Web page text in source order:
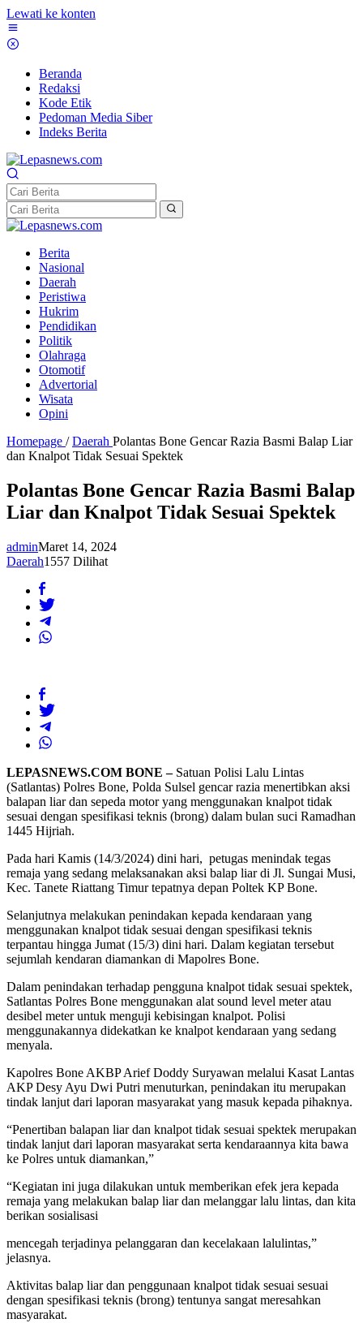
Lewati ke konten
Beranda
Redaksi
Kode Etik
Pedoman Media Siber
Indeks Berita
Berita
Nasional
Daerah
Peristiwa
Hukrim
Pendidikan
Politik
Olahraga
Otomotif
Advertorial
Wisata
Opini
Homepage / Daerah Polantas Bone Gencar Razia Basmi Balap Liar
dan Knalpot Tidak Sesuai Spektek
Polantas Bone Gencar Razia Basmi Balap
Liar dan Knalpot Tidak Sesuai Spektek
adminMaret 14, 2024
Daerah1557 Dilihat
LEPASNEWS.COM BONE –Satuan Polisi Lalu Lintas
(Satlantas) Polres Bone, Polda Sulsel gencar razia menertibkan aksi
balapan liar dan sepeda motor yang menggunakan knalpot tidak
sesuai dengan spesifikasi teknis (brong) dalam bulan suci Ramadhan
1445 Hijriah.
Pada hari Kamis (14/3/2024) dini hari, petugas menindak tegas
remaja yang sedang melaksanakan aksi balap liar di Jl. Sungai Musi,
Kec. Tanete Riattang Timur tepatnya depan Poltek KP Bone.
Selanjutnya melakukan penindakan kepada kendaraan yang
menggunakan knalpot tidak sesuai dengan spesifikasi teknis
terpantau hingga Jumat (15/3) dini hari. Dalam kegiatan tersebut
sejumlah kendaran diamankan di Mapolres Bone.
Dalam penindakan terhadap pengguna knalpot tidak sesuai spektek,
Satlantas Polres Bone menggunakan alat sound level meter atau
desibel meter untuk menguji kebisingan knalpot. Polisi
menggunakannya didekatkan ke knalpot kendaraan yang sedang
menyala.
Kapolres Bone AKBP Arief Doddy Suryawan melalui Kasat Lantas
AKP Desy Ayu Dwi Putri menuturkan, penindakan itu merupakan
tindak lanjut dari laporan masyarakat yang masuk kepada pihaknya.
“Penertiban balapan liar dan knalpot tidak sesuai spektek merupakan
tindak lanjut dari laporan masyarakat serta kendaraannya kita bawa
ke Polres untuk diamankan,”
“Kegiatan ini juga dilakukan untuk memberikan efek jera kepada
remaja yang melakukan balap liar dan melanggar lalu lintas, dan kita
berikan sosialisasi
mencegah terjadinya pelanggaran dan kecelakaan lalulintas,”
jelasnya.
Aktivitas balap liar dan penggunaan knalpot tidak sesuai sesuai
dengan spesifikasi teknis (brong) tentunya sangat meresahkan
masyarakat.